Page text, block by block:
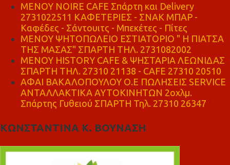
MENOY NOIRE CAFE Σπάρτη και Delivery
2731022511 ΚΑΦΕΤΕΡΙΕΣ - ΣΝΑΚ ΜΠΑΡ -
Καφέδες - Σάντουιτς - Μπεκέτες - Πίτες
ΜΕΝΟΥ ΨΗΤΟΠΩΛΕΙΟ ΕΣΤΙΑΤΟΡΙΟ " Η ΠΙΑΤΣΑ
ΤΗΣ ΜΑΣΑΣ" ΣΠΑΡΤΗ ΤΗΛ. 2731082002
ΜΕΝΟΥ HISTORY CAFE & ΨΗΣΤΑΡΙΑ ΛΕΩΝΙΔΑΣ
ΣΠΑΡΤΗ ΤΗΛ. 27310 21138 - CAFE 27310 20510
ΑΦΑΙ ΒΑΚΑΛΟΠΟΥΛΟΥ Ο.Ε ΠΩΛΗΣΕΙΣ SERVICE
ΑΝΤΑΛΛΑΚΤΙΚΑ ΑΥΤΟΚΙΝΗΤΩΝ 2οχλμ.
Σπάρτης Γυθειού ΣΠΑΡΤΗ Τηλ. 27310 26347
ΚΩΝΣΤΑΝΤΙΝΑ Κ. ΒΟΥΝΑΣΗ